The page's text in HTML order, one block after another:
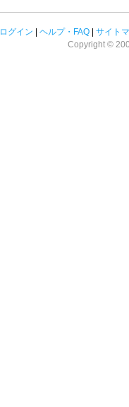
ログイン ヘルプ・FAQ
サイト
Copyright ©